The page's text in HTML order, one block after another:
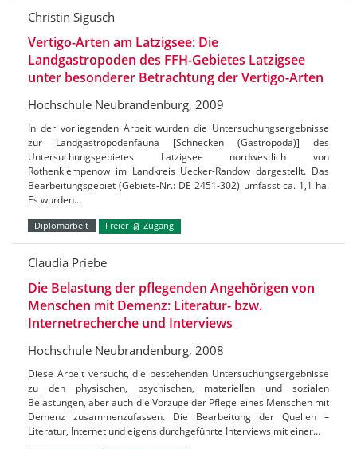
Christin Sigusch
Vertigo-Arten am Latzigsee: Die
Landgastropoden des FFH-Gebietes Latzigsee
unter besonderer Betrachtung der Vertigo-Arten
Hochschule Neubrandenburg, 2009
In der vorliegenden Arbeit wurden die Untersuchungsergebnisse
zur Landgastropodenfauna [Schnecken (Gastropoda)] des
Untersuchungsgebietes Latzigsee nordwestlich von
Rothenklempenow im Landkreis Uecker-Randow dargestellt. Das
Bearbeitungsgebiet (Gebiets-Nr.: DE 2451-302) umfasst ca. 1,1 ha.
Es wurden…
Diplomarbeit Freier Zugang
Claudia Priebe
Die Belastung der pflegenden Angehörigen von
Menschen mit Demenz: Literatur- bzw.
Internetrecherche und Interviews
Hochschule Neubrandenburg, 2008
Diese Arbeit versucht, die bestehenden Untersuchungsergebnisse
zu den physischen, psychischen, materiellen und sozialen
Belastungen, aber auch die Vorzüge der Pflege eines Menschen mit
Demenz zusammenzufassen. Die Bearbeitung der Quellen –
Literatur, Internet und eigens durchgeführte Interviews mit einer…